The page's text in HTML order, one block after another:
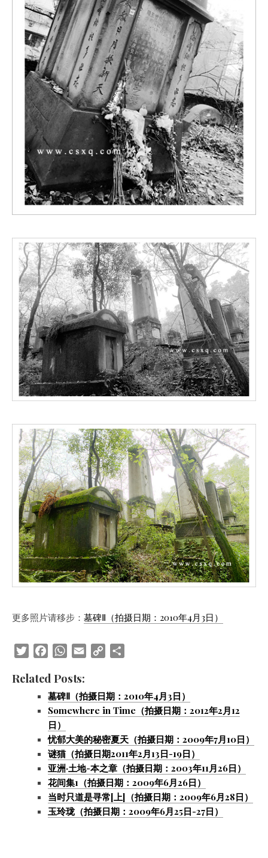
更多照片请移步： 墓碑Ⅱ（拍摄日期：2010年4月3日）
TwitterFacebookWhatsApp
Email Copy
Related Posts:
墓碑Ⅱ（拍摄日期：2010年4月3日）
Somewhere in Time（拍摄日期：2012年2月12
日）
忧郁大美的秘密夏天（拍摄日期：2009年7月10日）
谜猫（拍摄日期2011年2月13日-19日）
亚洲·土地-本之章（拍摄日期：2003年11月26日）
花间集1（拍摄日期：2009年6月26日）
当时只道是寻常[上]（拍摄日期：2009年6月28日）
玉玲珑（拍摄日期：2009年6月25日-27日）